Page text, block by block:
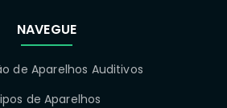
NAVEGUE
de Aparelhos Auditivos
de Aparelhos